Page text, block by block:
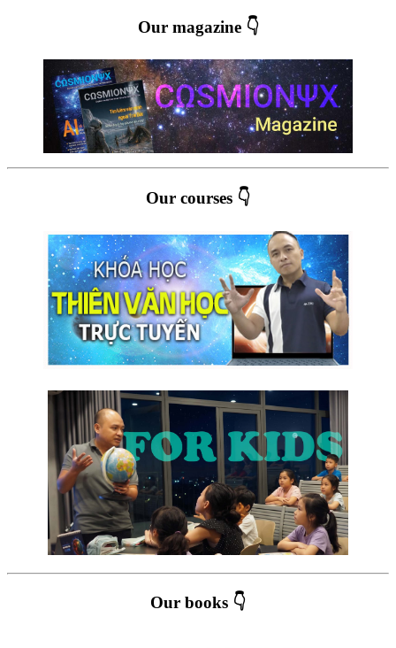
Our magazine 👇
Our courses 👇
Our books 👇